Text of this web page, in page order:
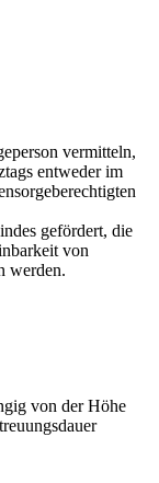
vermitteln,
entweder im
gefördert, die
von
werden.
von der Höhe